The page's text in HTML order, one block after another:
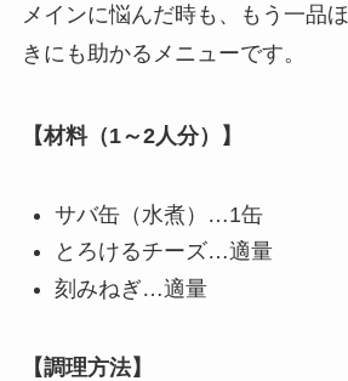
メインに悩んだ時も、もう一品
きにも助かるメニューです。
【材料（1～2人分）】
サバ缶（水煮）…1缶
とろけるチーズ…適量
刻みねぎ…適量
【調理方法】